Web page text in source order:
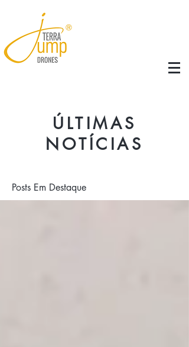
ÚLTIMAS
NOTÍCIAS
Posts Em Destaque